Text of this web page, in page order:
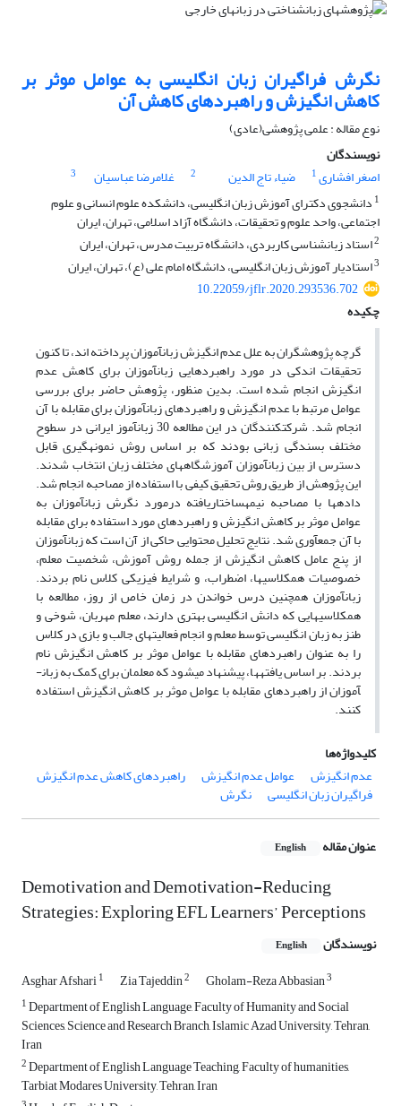
نگرش فراگیران زبان انگلیسی به عوامل موثر بر
کاهش انگیزش و راهبردهای کاهش آن
نوع مقاله : علمی پژوهشی(عادی)
نویسندگان
اصغر افشاری1 ضیاء تاج الدین 2 غلامرضا عباسیان
3
1 دانشجوی دکترای آموزش زبان انگلیسی، دانشکده علوم انسانی و علوم
اجتماعی، واحد علوم و تحقیقات، دانشگاه آزاد اسلامی، تهران، ایران
2استاد زبانشناسی کاربردی، دانشگاه تربیت مدرس، تهران، ایران
3استادیار آموزش زبان انگلیسی، دانشگاه امام علی (ع)، تهران، ایران
10.22059/jflr.2020.293536.702
چکیده
گرچه پژوهشگران به علل عدم انگیزش زبان­آموزان پرداخته اند،‌ تا کنون
تحقیقات اندکی در مورد راهبردهایی زبان­آموزان برای کاهش عدم
انگیزش انجام شده است. بدین منظور، پژوهش حاضر برای بررسی
عوامل مرتبط با عدم انگیزش و راهبردهای زبان­آموزان برای مقابله با آن
انجام شد. شرکت­کنندگان در این مطالعه 30 زبان­آموز ایرانی در سطوح
مختلف بسندگی زبانی بودند که بر اساس روش نمونه­گیری قابل
دسترس از بین زبان­آموزان آموزشگاه­های مختلف زبان انتخاب شدند.
این پژوهش از طریق روش تحقیق کیفی با استفاده از مصاحبه انجام شد.
داده­ها با مصاحبه نیمه­ساختاریافته درمورد نگرش زبان­آموزان به
عوامل موثر بر کاهش انگیزش و راهبردهای مورد استفاده برای مقابله
با آن جمع­آوری شد. نتایج تحلیل محتوایی حاکی از آن است که زبان­آموزان
از پنج عامل کاهش انگیزش از جمله روش آموزش، شخصیت معلم،
خصوصیات همکلاسی­ها، اضطراب، و شرایط فیزیکی کلاس نام بردند.
زبان­آموزان همچنین درس خواندن در زمان خاص از روز، مطالعه با
همکلاسی­هایی که دانش انگلیسی بهتری دارند، معلم مهربان، شوخی و
طنز به زبان انگلیسی توسط معلم و انجام فعالیت­های جالب و بازی در کلاس
را به عنوان راهبردهای مقابله با عوامل موثر بر کاهش انگیزش نام
بردند. بر اساس یافته­ها، پیشنهاد می­شود که معلمان برای کمک به زبان­
آموزان از راهبرد­های مقابله با عوامل موثر بر کاهش انگیزش استفاده
کنند.
کلیدواژه‌ها
عدم انگیزش
عوامل عدم انگیزش راهبردهای کاهش عدم انگیزش
فراگیران زبان انگلیسی نگرش
عنوان مقاله English
Demotivation and Demotivation-Reducing
Strategies: Exploring EFL Learners’ Perceptions
نویسندگان English
Asghar Afshari1 Zia Tajeddin2 Gholam-Reza Abbasian3
1Department of English Language, Faculty of Humanity and Social
Sciences, Science and Research Branch, Islamic Azad University, Tehran,
Iran
2Department of English Language Teaching, Faculty of humanities,
Tarbiat Modares University, Tehran, Iran